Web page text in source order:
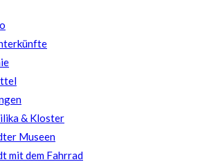
& Kloster
Museen
mit dem Fahrrad